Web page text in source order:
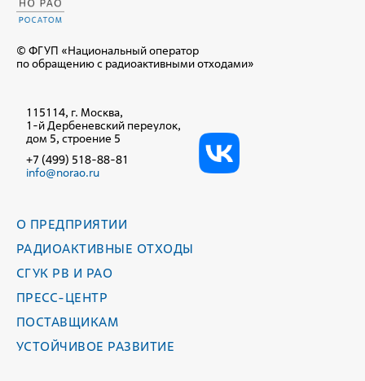
© ФГУП «Национальный оператор
по обращению с радиоактивными отходами»
115114, г. Москва,
1-й Дербеневский переулок,
дом 5, строение 5
+7 (499) 518-88-81
info@norao.ru
О ПРЕДПРИЯТИИ
РАДИОАКТИВНЫЕ ОТХОДЫ
СГУК РВ И РАО
ПРЕСС-ЦЕНТР
ПОСТАВЩИКАМ
УСТОЙЧИВОЕ РАЗВИТИЕ